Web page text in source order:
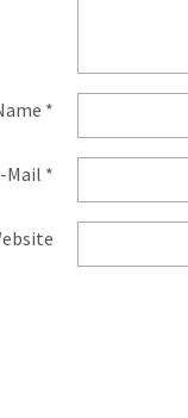
*
Mail *